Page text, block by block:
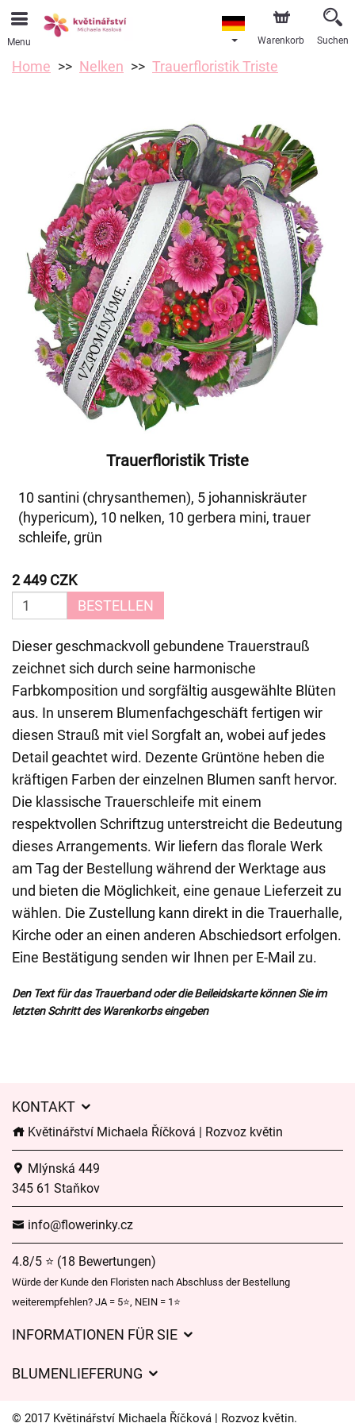
Menu Warenkorb Suchen
Home Nelken Trauerfloristik Triste
Trauerfloristik Triste
10 santini (chrysanthemen), 5 johanniskräuter
(hypericum), 10 nelken, 10 gerbera mini, trauer
schleife, grün
2 449 CZK
BESTELLEN
Dieser geschmackvoll gebundene Trauerstrauß
zeichnet sich durch seine harmonische
Farbkomposition und sorgfältig ausgewählte Blüten
aus. In unserem Blumenfachgeschäft fertigen wir
diesen Strauß mit viel Sorgfalt an, wobei auf jedes
Detail geachtet wird. Dezente Grüntöne heben die
kräftigen Farben der einzelnen Blumen sanft hervor.
Die klassische Trauerschleife mit einem
respektvollen Schriftzug unterstreicht die Bedeutung
dieses Arrangements. Wir liefern das florale Werk
am Tag der Bestellung während der Werktage aus
und bieten die Möglichkeit, eine genaue Lieferzeit zu
wählen. Die Zustellung kann direkt in die Trauerhalle,
Kirche oder an einen anderen Abschiedsort erfolgen.
Eine Bestätigung senden wir Ihnen per E-Mail zu.
Den Text für das Trauerband oder die Beileidskarte können Sie im
letzten Schritt des Warenkorbs eingeben
KONTAKT
Květinářství Michaela Říčková | Rozvoz květin
Mlýnská 449
345 61 Staňkov
info@flowerinky.cz
4.8/5 ⭐ (18 Bewertungen)
Würde der Kunde den Floristen nach Abschluss der Bestellung
weiterempfehlen? JA = 5⭐, NEIN = 1⭐
INFORMATIONEN FÜR SIE
Lieferzeiten für Blumen – Übersicht der Möglichkeiten
BLUMENLIEFERUNG
© 2017 Květinářství Michaela Říčková | Rozvoz květin.